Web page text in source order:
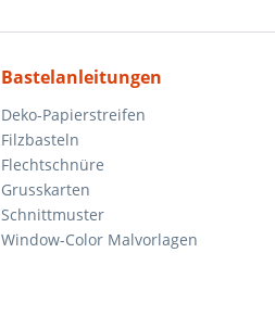
Bastelanleitungen
Deko-Papierstreifen
Filzbasteln
Flechtschnüre
Grusskarten
Schnittmuster
Window-Color Malvorlagen